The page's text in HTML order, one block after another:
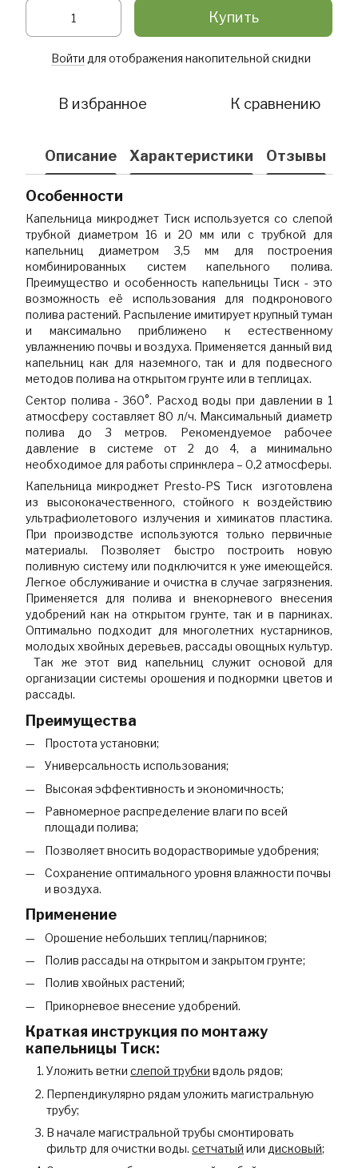
Купить
Войти для отображения накопительной скидки
В избранное К сравнению
Описание Характеристики Отзывы
Особенности
Капельница микроджет Тиск используется со слепой
трубкой диаметром 16 и 20 мм или с трубкой для
капельниц диаметром 3,5 мм для построения
комбинированных систем капельного полива.
Преимущество и особенность капельницы Тиск - это
возможность её использования для подкронового
полива растений. Распыление имитирует крупный туман
и максимально приближено к естественному
увлажнению почвы и воздуха. Применяется данный вид
капельниц как для наземного, так и для подвесного
методов полива на открытом грунте или в теплицах.
Сектор полива - 360°. Расход воды при давлении в 1
атмосферу составляет 80 л/ч. Максимальный диаметр
полива до 3 метров. Рекомендуемое рабочее
давление в системе от 2 до 4, а минимально
необходимое для работы спринклера – 0,2 атмосферы.
Капельница микроджет Presto-PS Тиск изготовлена
из высококачественного, стойкого к воздействию
ультрафиолетового излучения и химикатов пластика.
При производстве используются только первичные
материалы. Позволяет быстро построить новую
поливную систему или подключится к уже имеющейся.
Легкое обслуживание и очистка в случае загрязнения.
Применяется для полива и внекорневого внесения
удобрений как на открытом грунте, так и в парниках.
Оптимально подходит для многолетних кустарников,
молодых хвойных деревьев, рассады овощных культур.
Так же этот вид капельниц служит основой для
организации системы орошения и подкормки цветов и
рассады.
Преимущества
Простота установки;
Универсальность использования;
Высокая эффективность и экономичность;
Равномерное распределение влаги по всей
площади полива;
Позволяет вносить водорастворимые удобрения;
Сохранение оптимального уровня влажности почвы
и воздуха.
Применение
Орошение небольших теплиц/парников;
Полив рассады на открытом и закрытом грунте;
Полив хвойных растений;
Прикорневое внесение удобрений.
Краткая инструкция по монтажу
капельницы Тиск:
Уложить ветки слепой трубки вдоль рядов;
Перпендикулярно рядам уложить магистральную
трубу;
В начале магистральной трубы смонтировать
фильтр для очистки воды. сетчатый или дисковый;